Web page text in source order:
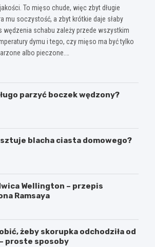
To mięso chude, więc zbyt długie
mu soczystość, a zbyt krótkie daje słaby
wędzenia schabu zależy przede wszystkim
dymu i tego, czy mięso ma być tylko
albo pieczone.…
parzyć boczek wędzony?
blacha ciasta domowego?
Wellington – przepis
Ramsaya
żeby skorupka odchodziła od
proste sposoby